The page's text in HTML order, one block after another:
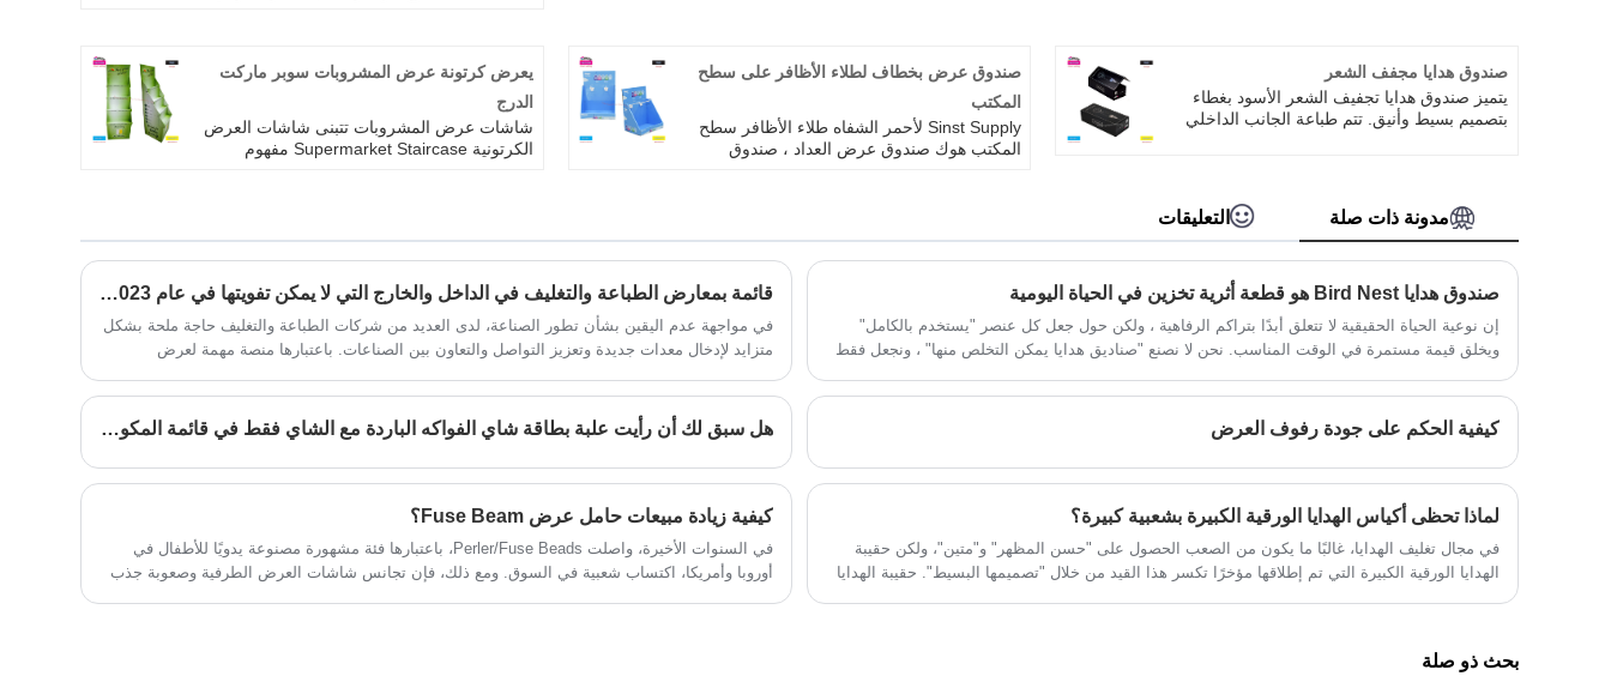
ثلاثية ويمكن أن يقدم مشهد عيد الميلاد الحي بعد
فتح الصندوق.
المحتويات. مناسب جدًا لهدايا العطلات، وهدايا
الأعمال، وتغليف المنتجات الصحية، بما يتوافق
مع تفضيلات الهدايا في الأسواق الأوروبية
والأمريكية وجنوب شرق آسيا. هذا الصندوق
خفيف الوزن وأنيق وفعال من حيث التكلفة مع
لمحة وسهل الالتقاط. فهو لا يحافظ على سطح
المكتب نظيفًا ومنظمًا فحسب، بل يمكنه أيضًا
تعزيز جمال المساحة. إنه خيارك المثالي لإنشاء
بيئة مكتبية نظيفة، مما يجعل وضع واستخدام
الورق المقوى المعاد تدويره أكثر ملاءمة وكفاءة،
صندوق هدايا مجفف الشعر
يتميز صندوق هدايا تجفيف الشعر الأسود بغطاء
بتصميم بسيط وأنيق. تتم طباعة الجانب الداخلي
صندوق الهدايا محكم للغاية ، مما يجعلها تخزينًا
حصريًا واختيارًا لحفل تقديم الهدايا.
صندوق عرض بخطاف لطلاء الأظافر على سطح
المكتب
Sinst Supply لأحمر الشفاه طلاء الأظافر سطح
المكتب هوك صندوق عرض العداد ، صندوق
سلسلة PDQ عرض السلع الصغيرة بشكل
أفضل. جعلها مرتبة بدقة وجميلة، مما يمنح
العملاء تأثيرًا بصريًا؛
يعرض كرتونة عرض المشروبات سوبر ماركت
الدرج
شاشات عرض المشروبات تتبنى شاشات العرض
الكرتونية Supermarket Staircase مفهوم
الرسومات والعينات، يمكننا تخصيصها. يمكن
الصناعة؛
مدونة ذات صلة التعليقات
صندوق هدايا Bird Nest هو قطعة أثرية تخزين في الحياة اليومية
إن نوعية الحياة الحقيقية لا تتعلق أبدًا بتراكم الرفاهية ، ولكن حول جعل كل عنصر "يستخدم بالكامل"
ويخلق قيمة مستمرة في الوقت المناسب. نحن لا نصنع "صناديق هدايا يمكن التخلص منها" ، ونجعل فقط
قائمة بمعارض الطباعة والتغليف في الداخل والخارج التي لا يمكن تفويتها في عام 2023~
في مواجهة عدم اليقين بشأن تطور الصناعة، لدى العديد من شركات الطباعة والتغليف حاجة ملحة بشكل
متزايد لإدخال معدات جديدة وتعزيز التواصل والتعاون بين الصناعات. باعتبارها منصة مهمة لعرض
الصناعة.
كيفية الحكم على جودة رفوف العرض هل سبق لك أن رأيت علبة بطاقة شاي الفواكه الباردة مع الشاي فقط في قائمة المكونات؟
لماذا تحظى أكياس الهدايا الورقية الكبيرة بشعبية كبيرة؟
في مجال تغليف الهدايا، غالبًا ما يكون من الصعب الحصول على "حسن المظهر" و"متين"، ولكن حقيبة
الهدايا الورقية الكبيرة التي تم إطلاقها مؤخرًا تكسر هذا القيد من خلال "تصميمها البسيط". حقيبة الهدايا
كيفية زيادة مبيعات حامل عرض Fuse Beam؟
في السنوات الأخيرة، واصلت Perler/Fuse Beads، باعتبارها فئة مشهورة مصنوعة يدويًا للأطفال في
أوروبا وأمريكا، اكتساب شعبية في السوق. ومع ذلك، فإن تجانس شاشات العرض الطرفية وصعوبة جذب
بحث ذو صلة